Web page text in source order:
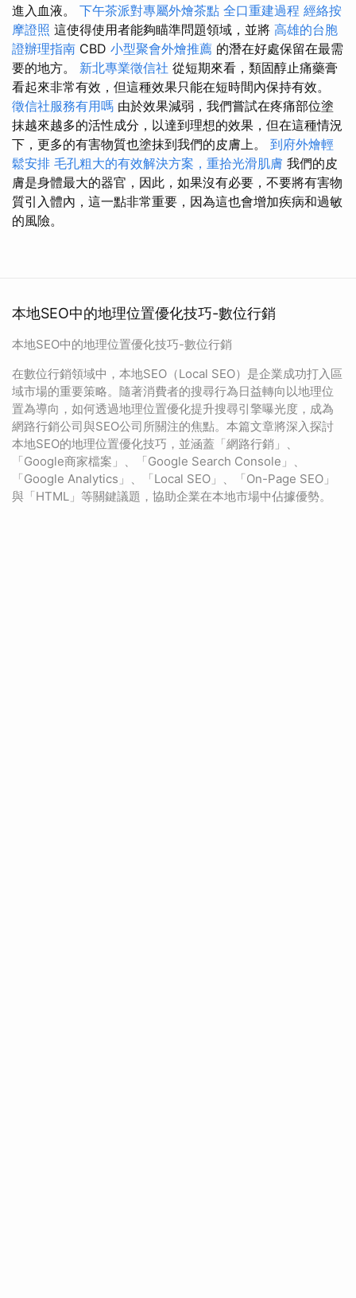
進入血液。 下午茶派對專屬外燴茶點 全口重建過程 經絡按
摩證照 這使得使用者能夠瞄準問題領域，並將 高雄的台胞
證辦理指南 CBD 小型聚會外燴推薦 的潛在好處保留在最需
要的地方。 新北專業徵信社 從短期來看，類固醇止痛藥膏
看起來非常有效，但這種效果只能在短時間內保持有效。
徵信社服務有用嗎 由於效果減弱，我們嘗試在疼痛部位塗
抹越來越多的活性成分，以達到理想的效果，但在這種情況
下，更多的有害物質也塗抹到我們的皮膚上。 到府外燴輕
鬆安排 毛孔粗大的有效解決方案，重拾光滑肌膚 我們的皮
膚是身體最大的器官，因此，如果沒有必要，不要將有害物
質引入體內，這一點非常重要，因為這也會增加疾病和過敏
的風險。
本地SEO中的地理位置優化技巧-數位行銷
本地SEO中的地理位置優化技巧-數位行銷
在數位行銷領域中，本地SEO（Local SEO）是企業成功打入區
域市場的重要策略。隨著消費者的搜尋行為日益轉向以地理位
置為導向，如何透過地理位置優化提升搜尋引擎曝光度，成為
網路行銷公司與SEO公司所關注的焦點。本篇文章將深入探討
本地SEO的地理位置優化技巧，並涵蓋「網路行銷」、
「Google商家檔案」、「Google Search Console」、
「Google Analytics」、「Local SEO」、「On-Page SEO」
與「HTML」等關鍵議題，協助企業在本地市場中佔據優勢。